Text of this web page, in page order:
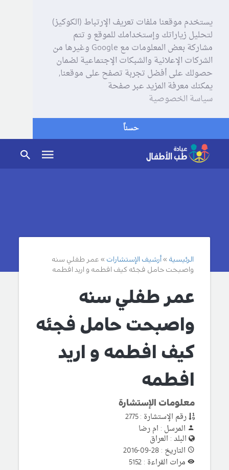
يستخدم موقعنا ملفات تعريف الإرتباط (الكوكيز)
لتحليل زياراتك وإستخدامك للموقع و تتم
مشاركة بعض المعلومات مع Google وغيرها من
الشركات الإعلانية والشبكات الإجتماعية لضمان
حصولك على أفضل تجربة تصفح على موقعنا,
يمكنك معرفة المزيد عبر صفحة
سياسة الخصوصية
حسناً
الرئيسية أرشيف الإستشارات
عمر طفلي سنه
واصبحت حامل فجئه كيف افطمه و اريد افطمه
عمر طفلي سنه
واصبحت حامل فجئه
كيف افطمه و اريد
افطمه
معلومات الإستشارة
رقم الإستشارة : 2775
المرسل : ام رضا
البلد : العراق
التاريخ : 28-09-2016
مرات القراءة : 5152